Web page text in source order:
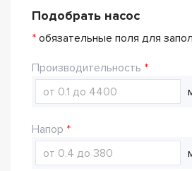
Подобрать насос
* обязательные поля для
Производительность
Напор